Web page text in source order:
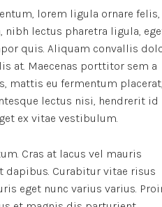
lorem ligula ornare felis,
nibh lectus pharetra ligula,
quis. Aliquam convallis
at. Maecenas porttitor sem a
mattis eu fermentum placerat,
lectus nisi, hendrerit id
ex vitae vestibulum.
Cras at lacus vel mauris
dapibus. Curabitur vitae risus
eget nunc varius varius.